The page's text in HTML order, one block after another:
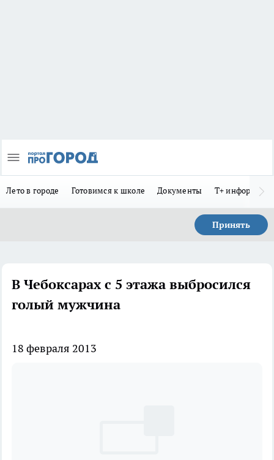
Лето в городе Готовимся к школе Документы Т+
Принять
В Чебоксарах с 5 этажа выбросился
голый мужчина
18 февраля 2013